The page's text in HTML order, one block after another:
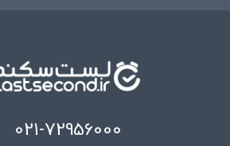
021-72956000